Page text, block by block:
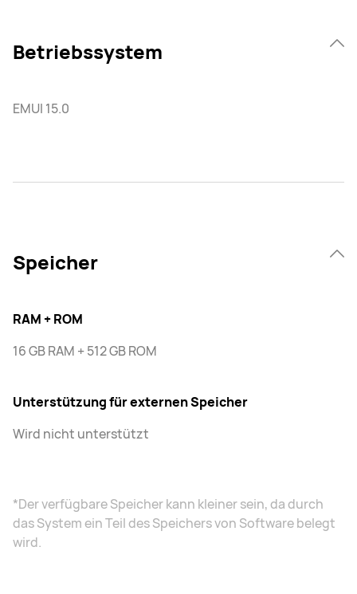
Betriebssystem
EMUI 15.0
Speicher
RAM + ROM
16 GB RAM + 512 GB ROM
Unterstützung für externen Speicher
Wird nicht unterstützt
*Der verfügbare Speicher kann kleiner sein, da durch
das System ein Teil des Speichers von Software belegt
wird.